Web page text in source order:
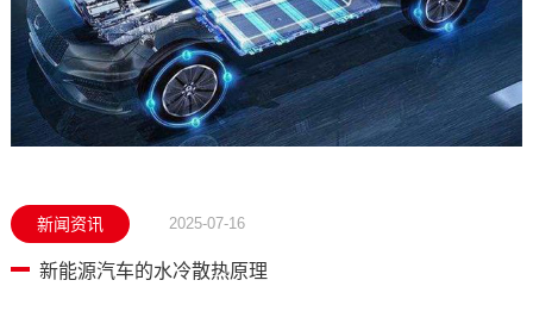
新闻资讯 2025-07-16
新能源汽车的水冷散热原理